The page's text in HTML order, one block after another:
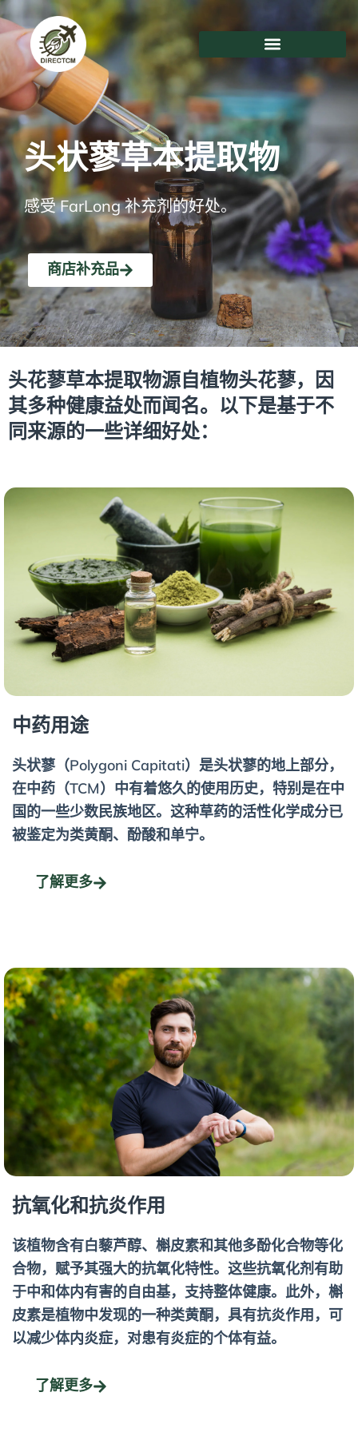
内
容
头状蓼草本提取物
感受 FarLong 补充剂的好处。
商店补充品
头花蓼草本提取物源自植物头花蓼，因
其多种健康益处而闻名。以下是基于不
同来源的一些详细好处：
中药用途
头状蓼（Polygoni Capitati）是头状蓼的地上部分，
在中药（TCM）中有着悠久的使用历史，特别是在中
国的一些少数民族地区。这种草药的活性化学成分已
被鉴定为类黄酮、酚酸和单宁。
了解更多
抗氧化和抗炎作用
该植物含有白藜芦醇、槲皮素和其他多酚化合物等化
合物，赋予其强大的抗氧化特性。这些抗氧化剂有助
于中和体内有害的自由基，支持整体健康。此外，槲
皮素是植物中发现的一种类黄酮，具有抗炎作用，可
以减少体内炎症，对患有炎症的个体有益。
了解更多